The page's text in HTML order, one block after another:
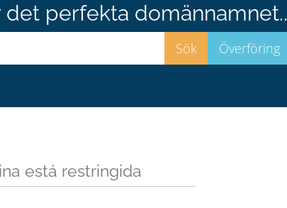
perfekta domännamnet..
está restringida